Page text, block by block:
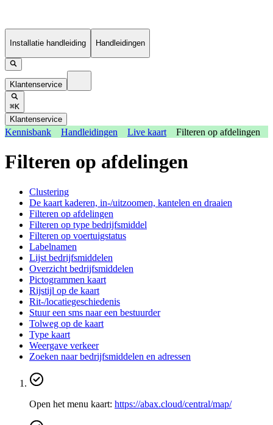
Installatie handleiding Handleidingen
Klantenservice
⌘K
Klantenservice
Kennisbank Handleidingen Live kaart Filteren op afdelingen
Filteren op afdelingen
Clustering
De kaart kaderen, in-/uitzoomen, kantelen en draaien
Filteren op afdelingen
Filteren op type bedrijfsmiddel
Filteren op voertuigstatus
Labelnamen
Lijst bedrijfsmiddelen
Overzicht bedrijfsmiddelen
Pictogrammen kaart
Rijstijl op de kaart
Rit-/locatiegeschiedenis
Stuur een sms naar een bestuurder
Tolweg op de kaart
Type kaart
Weergave verkeer
Zoeken naar bedrijfsmiddelen en adressen
Open het menu kaart: https://abax.cloud/central/map/